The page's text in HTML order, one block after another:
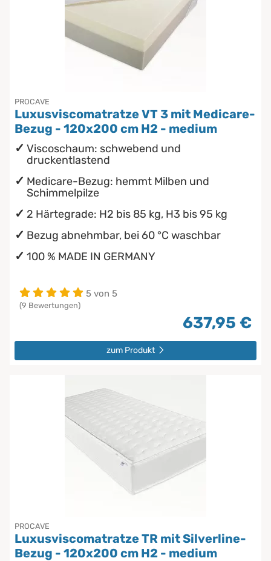
PROCAVE
Luxusviscomatratze VT 3 mit Medicare-
Bezug - 120x200 cm H2 - medium
Viscoschaum: schwebend und
druckentlastend
Medicare-Bezug: hemmt Milben und
Schimmelpilze
2 Härtegrade: H2 bis 85 kg, H3 bis 95 kg
Bezug abnehmbar, bei 60 °C waschbar
100 % MADE IN GERMANY
5 von 5
(9 Bewertungen)
637,95 €
zum Produkt
PROCAVE
Luxusviscomatratze TR mit Silverline-
Bezug - 120x200 cm H2 - medium